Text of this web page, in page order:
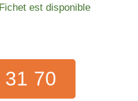
est disponible
70